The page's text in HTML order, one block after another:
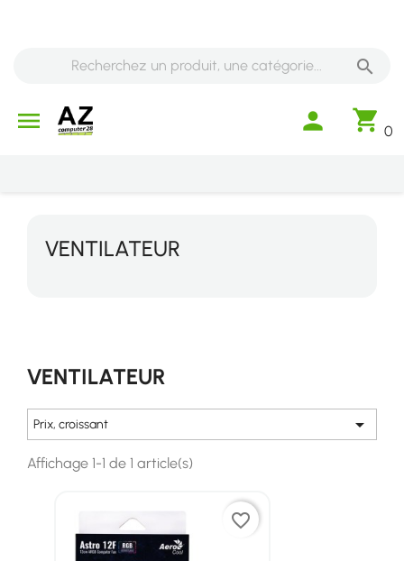

 shopping_cart 0
person
VENTILATEUR
VENTILATEUR
Prix, croissant 
Affichage 1-1 de 1 article(s)
favorite_border